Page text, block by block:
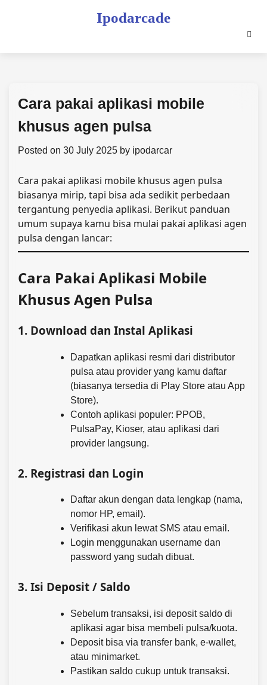
Ipodarcade
Cara pakai aplikasi mobile
khusus agen pulsa
Posted on 30 July 2025 by ipodarcar
Cara pakai aplikasi mobile khusus agen pulsa
biasanya mirip, tapi bisa ada sedikit perbedaan
tergantung penyedia aplikasi. Berikut panduan
umum supaya kamu bisa mulai pakai aplikasi agen
pulsa dengan lancar:
Cara Pakai Aplikasi Mobile
Khusus Agen Pulsa
1. Download dan Instal Aplikasi
Dapatkan aplikasi resmi dari distributor
pulsa atau provider yang kamu daftar
(biasanya tersedia di Play Store atau App
Store).
Contoh aplikasi populer: PPOB,
PulsaPay, Kioser, atau aplikasi dari
provider langsung.
2. Registrasi dan Login
Daftar akun dengan data lengkap (nama,
nomor HP, email).
Verifikasi akun lewat SMS atau email.
Login menggunakan username dan
password yang sudah dibuat.
3. Isi Deposit / Saldo
Sebelum transaksi, isi deposit saldo di
aplikasi agar bisa membeli pulsa/kuota.
Deposit bisa via transfer bank, e-wallet,
atau minimarket.
Pastikan saldo cukup untuk transaksi.